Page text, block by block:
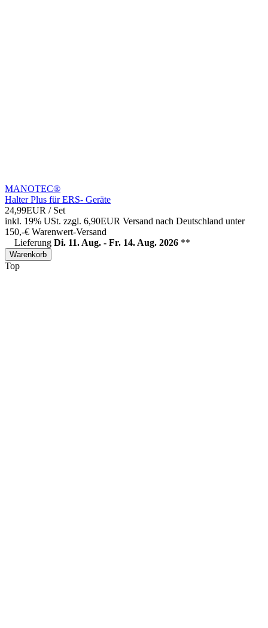
MANOTEC®
Halter Plus für ERS- Geräte
24,99EUR / Set
inkl. 19% USt. zzgl. 6,90EUR Versand nach Deutschland unter
150,-€ Warenwert-Versand
Lieferung Di. 11. Aug. - Fr. 14. Aug. 2026 **
Warenkorb
Top